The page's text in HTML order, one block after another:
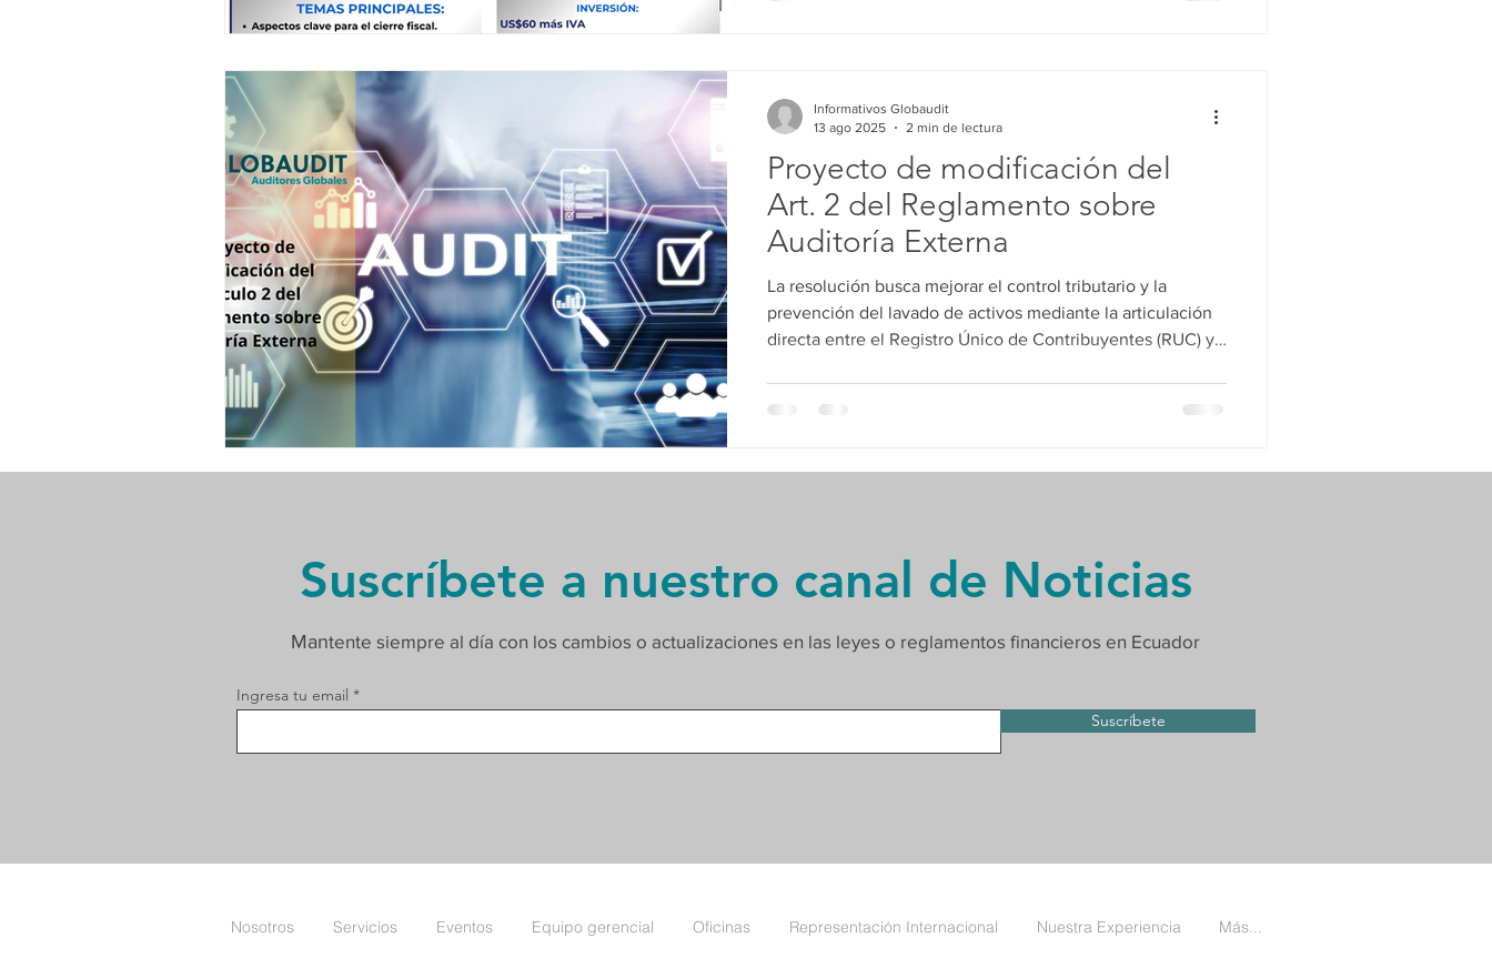
Proyecto de modificación del
Art. 2 del Reglamento sobre
Auditoría Externa
La resolución busca mejorar el control tributario y la
prevención del lavado de activos mediante la articulación
directa entre el Registro Único de Contribuyentes (RUC) y
Informativos Globaudit
13 ago 2025
2 min de lectura
Suscríbete a nuestro canal de Noticias
Mantente siempre al día con los cambios o actualizaciones en las leyes o reglamentos financieros en Ecuador
Ingresa tu email
Suscríbete
Nosotros Servicios Eventos Equipo gerencial Oficinas Representación Internacional Nuestra Experiencia Más...